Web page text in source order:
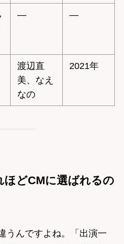
— —
渡辺直
美、なえ
なの
2021年
ほどCMに選ばれるの
うんですよね。「出演一